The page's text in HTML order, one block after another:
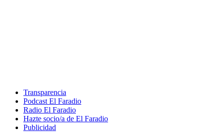
Transparencia
Podcast El Faradio
Radio El Faradio
Hazte socio/a de El Faradio
Publicidad